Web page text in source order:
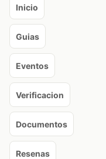
Inicio
Guias
Eventos
Verificacion
Documentos
Resenas